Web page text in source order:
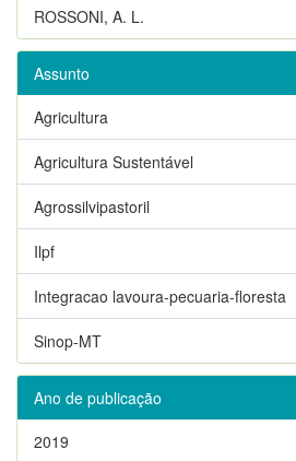
ROSSONI, A. L.
Assunto
Agricultura
Agricultura Sustentável
Agrossilvipastoril
Ilpf
Integracao lavoura-pecuaria-floresta
Sinop-MT
Ano de publicação
2019